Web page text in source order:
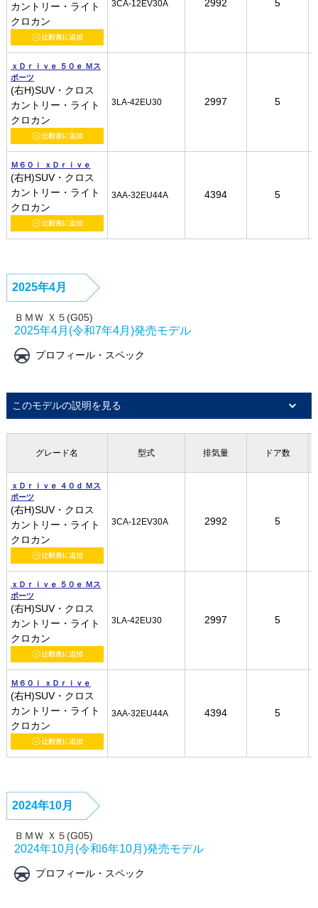
カントリー・ライト
クロカン
3CA-12EV30A 2992 5
ｘＤｒｉｖｅ ５０ｅ Ｍス
ポーツ
(右H)SUV・クロス
カントリー・ライト
クロカン
3LA-42EU30 2997 5
Ｍ６０ｉ ｘＤｒｉｖｅ
(右H)SUV・クロス
カントリー・ライト
クロカン
3AA-32EU44A 4394 5
カントリー・ライト
クロカン
3CA-12EV30A 2992 5
ｘＤｒｉｖｅ ５０ｅ Ｍス
ポーツ
(右H)SUV・クロス
カントリー・ライト
クロカン
3LA-42EU30 2997 5
Ｍ６０ｉ ｘＤｒｉｖｅ
(右H)SUV・クロス
カントリー・ライト
クロカン
3AA-32EU44A 4394 5
カントリー・ライト
クロカン
3CA-12EV30A 2992 5
ｘＤｒｉｖｅ ５０ｅ Ｍス
ポーツ
(右H)SUV・クロス
カントリー・ライト
クロカン
3LA-42EU30 2997 5
Ｍ６０ｉ ｘＤｒｉｖｅ
(右H)SUV・クロス
カントリー・ライト
クロカン
3AA-32EU44A 4394 5
カントリー・ライト
クロカン
3CA-12EV30A 2992 5
ｘＤｒｉｖｅ ５０ｅ Ｍス
ポーツ
(右H)SUV・クロス
カントリー・ライト
クロカン
3LA-42EU30 2997 5
Ｍ６０ｉ ｘＤｒｉｖｅ
(右H)SUV・クロス
カントリー・ライト
クロカン
3AA-32EU44A 4394 5
2025年4月
ＢＭＷ Ｘ５(G05)
2025年4月(令和7年4月)発売モデル
プロフィール・スペック
このモデルの説明を見る
グレード名 型式 排気量 ドア数
ｘＤｒｉｖｅ ４０ｄ Ｍス
ポーツ
(右H)SUV・クロス
カントリー・ライト
クロカン
3CA-12EV30A 2992 5
ｘＤｒｉｖｅ ５０ｅ Ｍス
ポーツ
(右H)SUV・クロス
カントリー・ライト
クロカン
3LA-42EU30 2997 5
Ｍ６０ｉ ｘＤｒｉｖｅ
(右H)SUV・クロス
カントリー・ライト
クロカン
3AA-32EU44A 4394 5
グレード名 型式 排気量 ドア数
ｘＤｒｉｖｅ ４０ｄ Ｍス
ポーツ
(右H)SUV・クロス
カントリー・ライト
クロカン
3CA-12EV30A 2992 5
ｘＤｒｉｖｅ ５０ｅ Ｍス
ポーツ
(右H)SUV・クロス
カントリー・ライト
クロカン
3LA-42EU30 2997 5
Ｍ６０ｉ ｘＤｒｉｖｅ
(右H)SUV・クロス
カントリー・ライト
クロカン
3AA-32EU44A 4394 5
グレード名 型式 排気量 ドア数
ｘＤｒｉｖｅ ４０ｄ Ｍス
ポーツ
(右H)SUV・クロス
カントリー・ライト
クロカン
3CA-12EV30A 2992 5
ｘＤｒｉｖｅ ５０ｅ Ｍス
ポーツ
(右H)SUV・クロス
カントリー・ライト
クロカン
3LA-42EU30 2997 5
Ｍ６０ｉ ｘＤｒｉｖｅ
(右H)SUV・クロス
カントリー・ライト
クロカン
3AA-32EU44A 4394 5
グレード名 型式 排気量 ドア数
ｘＤｒｉｖｅ ４０ｄ Ｍス
ポーツ
(右H)SUV・クロス
カントリー・ライト
クロカン
3CA-12EV30A 2992 5
ｘＤｒｉｖｅ ５０ｅ Ｍス
ポーツ
(右H)SUV・クロス
カントリー・ライト
クロカン
3LA-42EU30 2997 5
Ｍ６０ｉ ｘＤｒｉｖｅ
(右H)SUV・クロス
カントリー・ライト
クロカン
3AA-32EU44A 4394 5
2024年10月
ＢＭＷ Ｘ５(G05)
2024年10月(令和6年10月)発売モデル
プロフィール・スペック